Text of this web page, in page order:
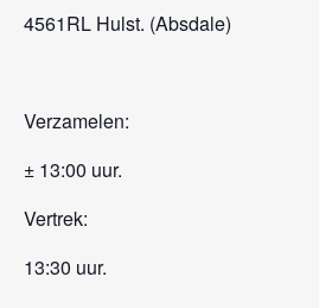
4561RL Hulst. (Absdale)
Verzamelen:
± 13:00 uur.
Vertrek:
13:30 uur.